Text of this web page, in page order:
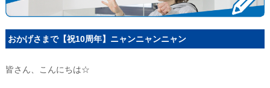
おかげさまで【祝10周年】ニャンニャンニャン
皆さん、こんにちは☆